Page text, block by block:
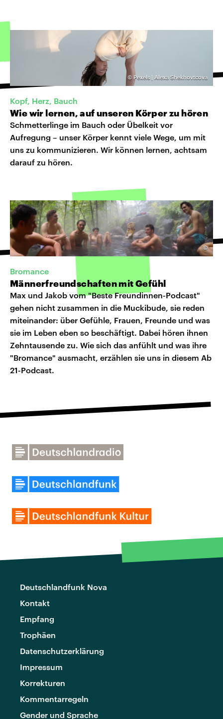
© Pexels | Alexa Shekhovtcova
Kopf, Herz, Bauch
Wie wir lernen, auf unseren Körper zu hören
Schmetterlinge im Bauch oder Übelkeit vor
Aufregung – unser Körper kennt viele Wege, um mit
uns zu kommunizieren. Wir können lernen, achtsam
darauf zu hören.
©
Bromance
Männerfreundschaften mit Gefühl
Max und Jakob vom "Beste Freundinnen-Podcast"
gehen nicht zusammen in die Muckibude, sie reden
miteinander: über Gefühle, Frauen, Freunde und was
sie im Leben eben so beschäftigt. Dabei hören ihnen
Zehntausende zu. Wie sich das anfühlt und was ihre
"Bromance" ausmacht, erzählen sie uns in diesem Ab
21-Podcast.
Deutschlandfunk Nova
Kontakt
Empfang
Trophäen
Datenschutzerklärung
Impressum
Korrekturen
Kommentarregeln
Gender und Sprache